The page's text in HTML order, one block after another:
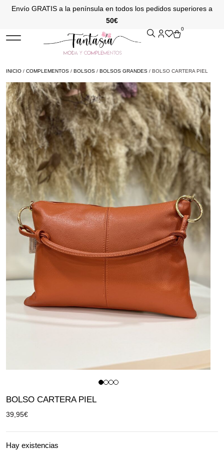
Envío GRATIS a la península en todos los pedidos superiores a
50€
0
INICIO / COMPLEMENTOS / BOLSOS / BOLSOS GRANDES / BOLSO CARTERA PIEL
BOLSO CARTERA PIEL
39,95€
Hay existencias